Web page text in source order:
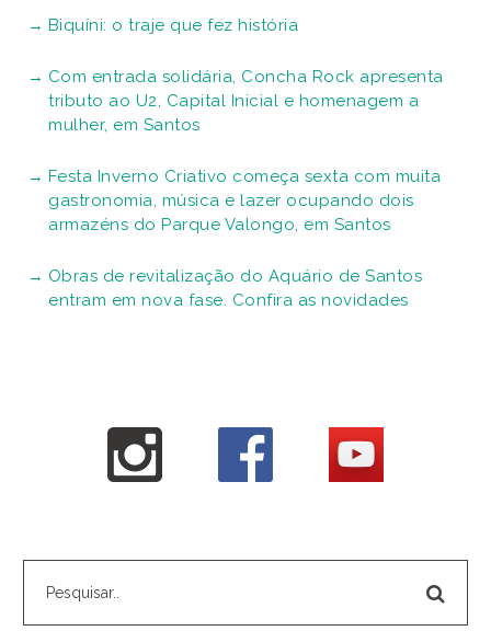
Biquíni: o traje que fez história
Com entrada solidária, Concha Rock apresenta
tributo ao U2, Capital Inicial e homenagem a
mulher, em Santos
Festa Inverno Criativo começa sexta com muita
gastronomia, música e lazer ocupando dois
armazéns do Parque Valongo, em Santos
Obras de revitalização do Aquário de Santos
entram em nova fase. Confira as novidades